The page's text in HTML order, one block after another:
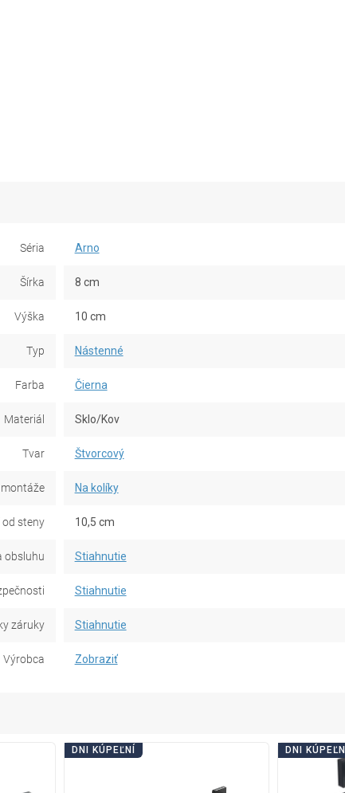
Séria Arno
Šírka 8 cm
Výška 10 cm
Typ Nástenné
Farba Čierna
Materiál Sklo/Kov
Tvar Štvorcový
Na kolíky
steny 10,5 cm
obsluhu Stiahnutie
Stiahnutie
záruky Stiahnutie
Výrobca Zobraziť
DNI KÚPEĽNÍ DNI KÚPEĽNÍ